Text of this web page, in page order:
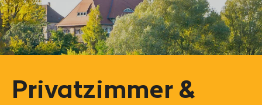
Privatzimmer &